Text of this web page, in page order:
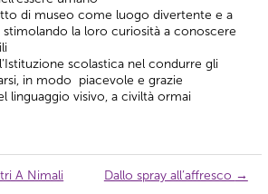
di museo come luogo divertente e a
stimolando la loro curiosità a conoscere
scolastica nel condurre gli
in modo piacevole e grazie
linguaggio visivo, a civiltà ormai
A Nimali Dallo spray all’affresco →